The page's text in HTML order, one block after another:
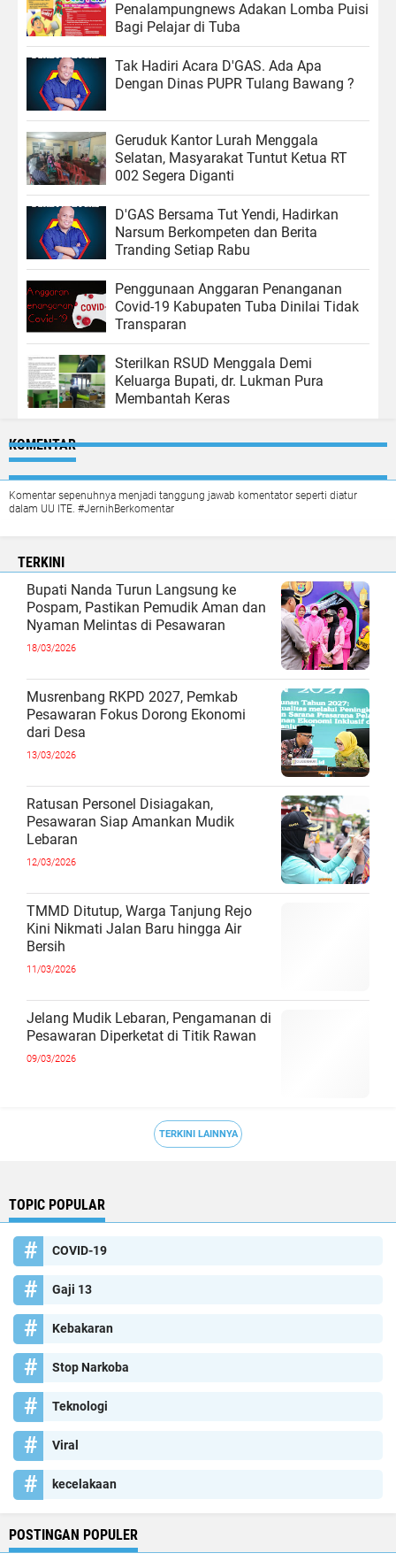
Penalampungnews Adakan Lomba Puisi
Bagi Pelajar di Tuba
Tak Hadiri Acara D'GAS. Ada Apa
Dengan Dinas PUPR Tulang Bawang ?
Geruduk Kantor Lurah Menggala
Selatan, Masyarakat Tuntut Ketua RT
002 Segera Diganti
D'GAS Bersama Tut Yendi, Hadirkan
Narsum Berkompeten dan Berita
Tranding Setiap Rabu
Penggunaan Anggaran Penanganan
Covid-19 Kabupaten Tuba Dinilai Tidak
Transparan
Sterilkan RSUD Menggala Demi
Keluarga Bupati, dr. Lukman Pura
Membantah Keras
KOMENTAR
Komentar sepenuhnya menjadi tanggung jawab komentator seperti diatur
dalam UU ITE. #JernihBerkomentar
TERKINI
Bupati Nanda Turun Langsung ke
Pospam, Pastikan Pemudik Aman dan
Nyaman Melintas di Pesawaran
18/03/2026
Musrenbang RKPD 2027, Pemkab
Pesawaran Fokus Dorong Ekonomi
dari Desa
13/03/2026
Ratusan Personel Disiagakan,
Pesawaran Siap Amankan Mudik
Lebaran
12/03/2026
TMMD Ditutup, Warga Tanjung Rejo
Kini Nikmati Jalan Baru hingga Air
Bersih
11/03/2026
Jelang Mudik Lebaran, Pengamanan di
Pesawaran Diperketat di Titik Rawan
09/03/2026
TERKINI LAINNYA
TOPIC POPULAR
COVID-19
Gaji 13
Kebakaran
Stop Narkoba
Teknologi
Viral
kecelakaan
POSTINGAN POPULER